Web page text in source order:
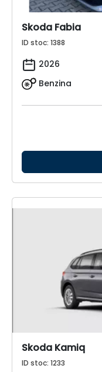
Skoda Fabia
ID stoc: 1388
2026
Benzina
Skoda Kamiq
ID stoc: 1233